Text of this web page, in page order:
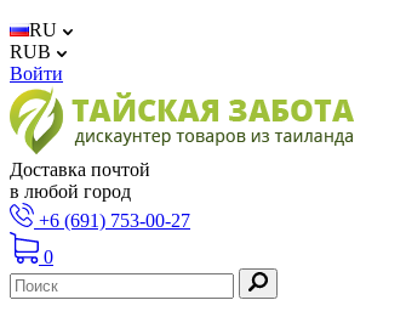
RU
RUB
Войти
Доставка почтой
в любой город
+6 (691) 753-00-27
0